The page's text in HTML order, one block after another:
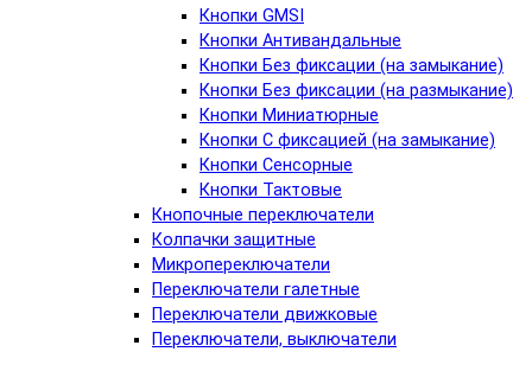
Кнопки GMSI
Кнопки Антивандальные
Кнопки Без фиксации (на замыкание)
Кнопки Без фиксации (на размыкание)
Кнопки Миниатюрные
Кнопки С фиксацией (на замыкание)
Кнопки Сенсорные
Кнопки Тактовые
Кнопочные переключатели
Колпачки защитные
Микропереключатели
Переключатели галетные
Переключатели движковые
Переключатели, выключатели